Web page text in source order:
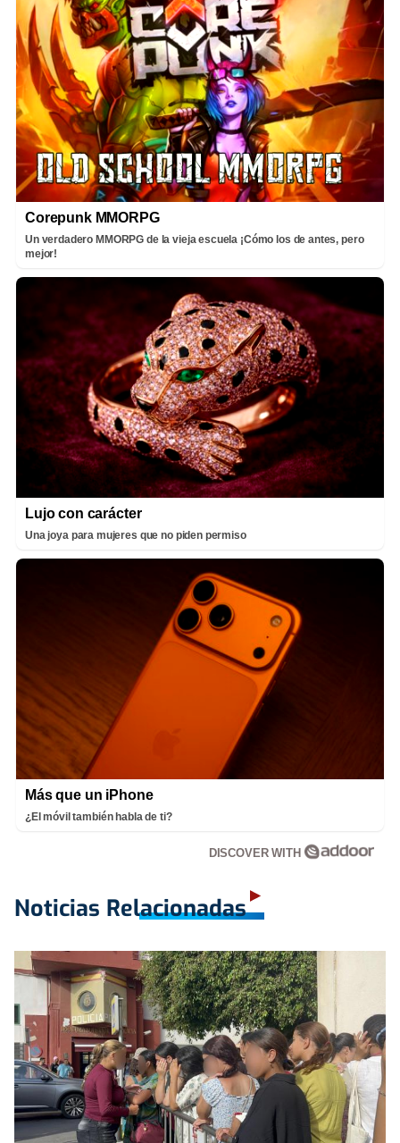
Corepunk MMORPG
Un verdadero MMORPG de la vieja escuela ¡Cómo los de antes, pero
mejor!
Lujo con carácter
Una joya para mujeres que no piden permiso
Más que un iPhone
¿El móvil también habla de ti?
DISCOVER WITH
Noticias Relacionadas